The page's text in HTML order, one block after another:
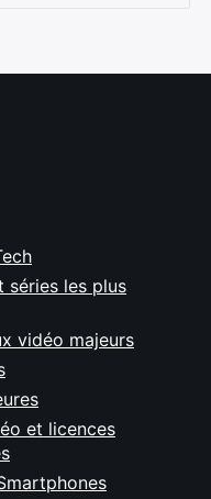
séries les plus
vidéo majeurs
et licences